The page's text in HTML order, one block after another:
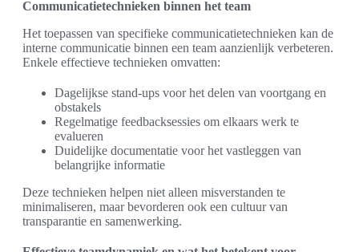
Communicatietechnieken binnen het team
Het toepassen van specifieke communicatietechnieken kan de
interne communicatie binnen een team aanzienlijk verbeteren.
Enkele effectieve technieken omvatten:
Dagelijkse stand-ups voor het delen van voortgang en
obstakels
Regelmatige feedbacksessies om elkaars werk te
evalueren
Duidelijke documentatie voor het vastleggen van
belangrijke informatie
Deze technieken helpen niet alleen misverstanden te
minimaliseren, maar bevorderen ook een cultuur van
transparantie en samenwerking.